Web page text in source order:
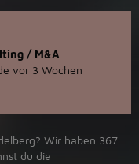
/ M&A
vor 3 Wochen
Wir haben 367
du die